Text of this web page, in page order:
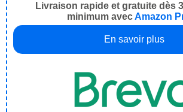
Livraison rapide et gratuite dès
minimum avecAmazon
En savoir plus